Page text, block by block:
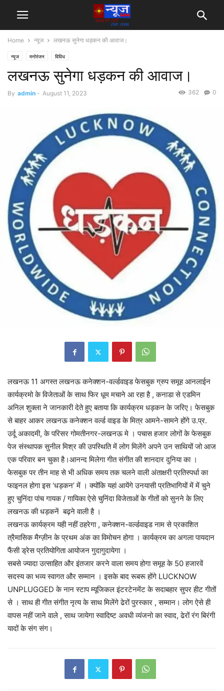
Home न्यूज लखनऊ सुनेगा धड़कन की आवाज।
न्यूज मनोरंजन विविध
लखनऊ सुनेगा धड़कन की आवाज।
By admin - August 11, 2023 0
362
लखनऊ 11 अगस्त लखनऊ कनेक्शन-वर्ल्डवाइड फेसबुक ग्रुप समूह आनलाईन
कार्यक्रमो के विजेताओं के साथ फिर धूम मचाने आ रहा है , कनाडा से एडमिन
अनिल शुक्ला ने जानकारी देते हुए बताया कि कार्यक्रम धड़कन के जरिए। फेसबुक
से बाहर आकर लखनऊ कनेक्शन वर्ल्ड वाइड के मित्र आमने-सामने होंगे उ.प्र.
उर्दू अकादमी, के परिसर गोमतीनगर-लखनऊ मे । पचास हजार लोगों के फेसबुक
पेज संस्थापक सुनील मिश्र की उपस्थिति में‌ लोग मिलेंगे अपने उन साथियों जो आज
एक परिवार बन चुका है।आनन्द मिलेगा गीत संगीत की शानदार दुनिया का ।
फेसबुक पर तीन माह से भी अधिक समय तक चलने वाली अंताक्षरी प्रतिस्पर्धा का
फाइनल होगा इस ‘धड़कन’ में । क्योंकि यहां आयेंगे उनयासी प्रतिभागियों में में चुने
हुए चुनिंदा पांच गायक / गायिका ऐसे चुनिंदा विजेताओं के गीतों को सुनने के लिए
लखनऊ की धड़कनें ‌ बढ़ने वाली है ।
लखनऊ कार्यक्रम यही नहीं ठहरेगा , कनेक्शन-वर्ल्डवाइड नाम से प्रकाशित
त्रैमासिक मैग्ज़ीन के प्रथम अंक का विमोचन होगा ।‌ कार्यक्रम का अगला पायदान
फैंसी ड्रेस प्रतियोगिता आयोजन गुदागुदायेगा ।
सबसे ज्यादा उत्साहित और इंतजार करने वाला समय होगा समूह के 50 हजारवें
सदस्य का भव्य स्वागत और सम्मान । इसके बाद रूबरू होंगे LUCKNOW
UNPLUGGED के नान स्टाप म्यूजिकल इंटरटेनमेंट के सदाबहार सुपर हीट गीतों
से । साथ ही गीत संगीत नृत्य के साथ मिलेंगे ढेरों पुरस्कार , सम्मान। लोग ऐसे ही
वापस नहीं जाने वाले ‌, साथ जायेगा स्वादिष्ट अवधी व्यंजनो का स्वाद, ढेरों रंग बिरंगी
यादों के संग संग।